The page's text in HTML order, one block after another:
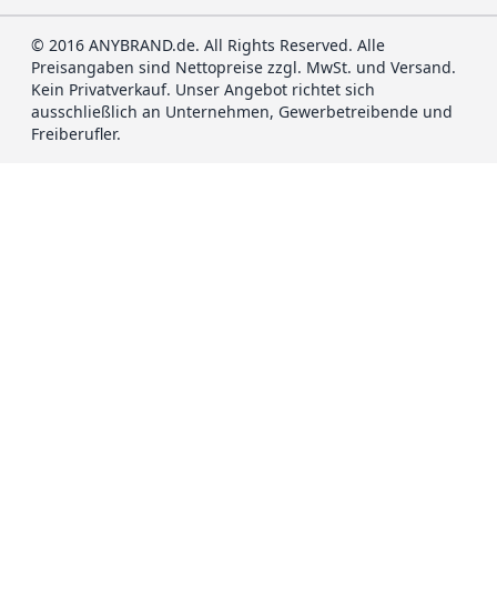
© 2016 ANYBRAND.de. All Rights Reserved. Alle
Preisangaben sind Nettopreise zzgl. MwSt. und Versand.
Kein Privatverkauf. Unser Angebot richtet sich
ausschließlich an Unternehmen, Gewerbetreibende und
Freiberufler.